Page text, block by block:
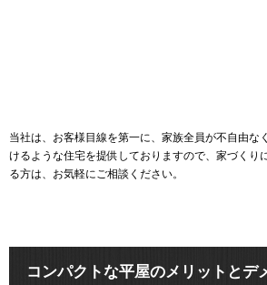
当社は、お客様目線を第一に、家族全員が不自由な
けるような住宅を提供しておりますので、家づくり
る方は、お気軽にご相談ください。
コンパクトな平屋のメリットとデ